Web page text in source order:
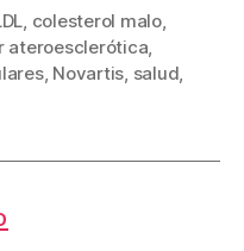
, colesterol malo,
ateroesclerótica,
, Novartis, salud,